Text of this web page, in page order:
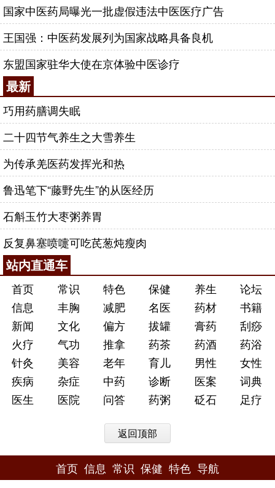
国家中医药局曝光一批虚假违法中医医疗广告
王国强：中医药发展列为国家战略具备良机
东盟国家驻华大使在京体验中医诊疗
最新
巧用药膳调失眠
二十四节气养生之大雪养生
为传承羌医药发挥光和热
鲁迅笔下“藤野先生”的从医经历
石斛玉竹大枣粥养胃
反复鼻塞喷嚏可吃芪葱炖瘦肉
站内直通车
首页 常识 特色 保健 养生
论坛
信息
丰胸 减肥 名医 药材
书籍
新闻
文化 偏方 拔罐 膏药
刮痧
火疗
气功 推拿 药茶 药酒
药浴
针灸
美容 老年 育儿 男性
女性
疾病
杂症 中药 诊断 医案
词典
医生
医院 问答 药粥 砭石 足疗
返回顶部
首页 信息 常识 保健 特色 导航